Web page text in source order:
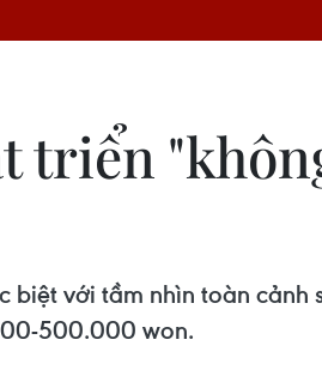
triển
biệt với tầm nhìn toàn
500.000 won.